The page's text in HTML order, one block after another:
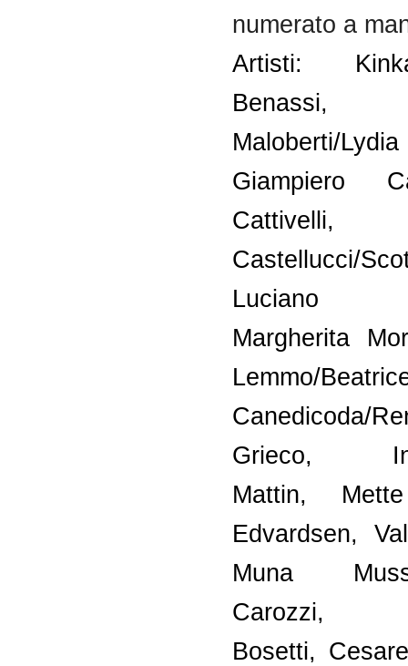
numerato a
Artisti:
Benassi,
Maloberti/
Giampiero
Cattivelli,
Castellucci/
Luciano
Margherita
Lemmo/
Canedicoda/
Grieco,
Mattin,
Edvardsen,
Muna
Carozzi,
Bosetti,